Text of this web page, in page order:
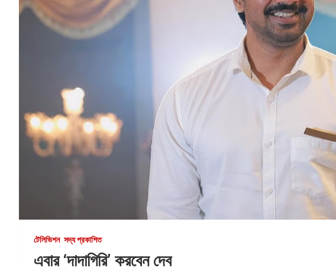
টেলিভিশন সদ্য প্রকাশিত
এবার ‘দাদাগিরি’ করবেন দেব